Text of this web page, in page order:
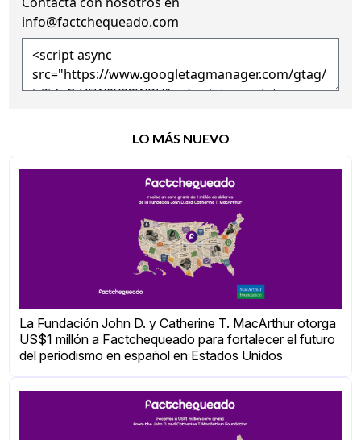
info@factchequeado.com
LO MÁS NUEVO
La Fundación John D. y Catherine T. MacArthur otorga
US$1 millón a Factchequeado para fortalecer el futuro
del periodismo en español en Estados Unidos